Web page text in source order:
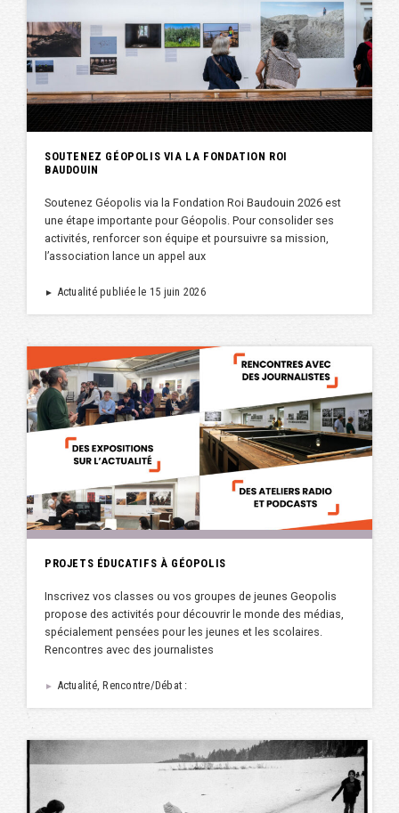
SOUTENEZ GÉOPOLIS VIA LA FONDATION ROI
BAUDOUIN
Soutenez Géopolis via la Fondation Roi Baudouin 2026 est
une étape importante pour Géopolis. Pour consolider ses
activités, renforcer son équipe et poursuivre sa mission,
l’association lance un appel aux
► Actualité publiée le 15 juin 2026
PROJETS ÉDUCATIFS À GÉOPOLIS
Inscrivez vos classes ou vos groupes de jeunes Geopolis
propose des activités pour découvrir le monde des médias,
spécialement pensées pour les jeunes et les scolaires.
Rencontres avec des journalistes
► Actualité, Rencontre/Débat :